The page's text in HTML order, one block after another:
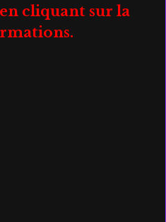
cliquant sur la